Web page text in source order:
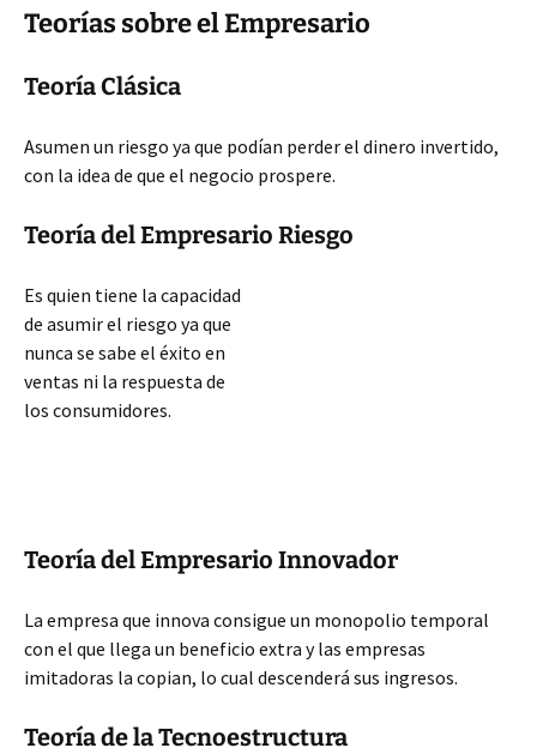
Teorías sobre el Empresario
Teoría Clásica
Asumen un riesgo ya que podían perder el dinero invertido,
con la idea de que el negocio prospere.
Teoría del Empresario Riesgo
Es quien tiene la capacidad
de asumir el riesgo ya que
nunca se sabe el éxito en
ventas ni la respuesta de
los consumidores.
Teoría del Empresario Innovador
La empresa que innova consigue un monopolio temporal
con el que llega un beneficio extra y las empresas
imitadoras la copian, lo cual descenderá sus ingresos.
Teoría de la Tecnoestructura